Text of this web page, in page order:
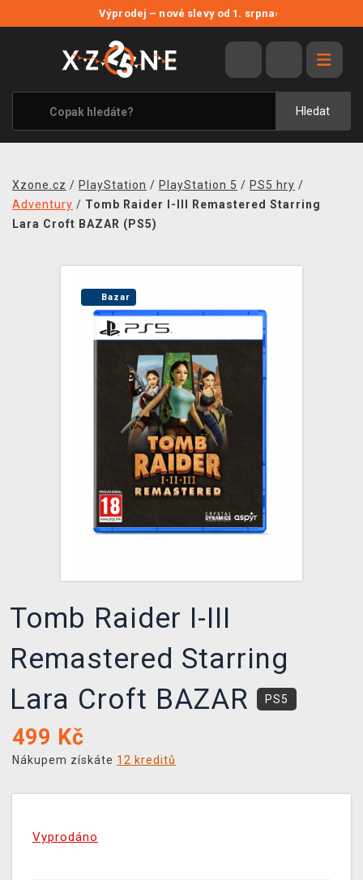
Výprodej – nové slevy od 1. srpna›
Hledat
VÝPRODEJ
VIDEOHRY
XZONE ORIGINALS
TÉMATIKY
MERCHANDISE
TCG & BOARDGAME HUB
VÝKUP HER (BAZAR)
Xzone.cz / PlayStation / PlayStation 5 / PS5 hry /
Adventury / Tomb Raider I-III Remastered Starring
Lara Croft BAZAR (PS5)
Bazar
Tomb Raider I-III
Remastered Starring
Lara Croft BAZAR
PS5
499 Kč
Nákupem získáte 12 kreditů
Vyprodáno